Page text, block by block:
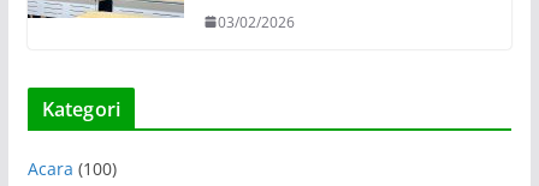
03/02/2026
Kategori
Acara (100)